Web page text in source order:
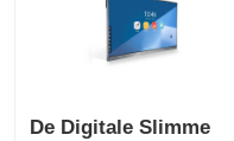
De Digitale Slimme